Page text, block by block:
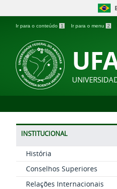
Ir para o conteúdo 1 Ir para o menu 2
INSTITUCIONAL
História
Conselhos Superiores
Relações Internacionais